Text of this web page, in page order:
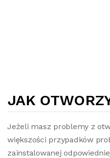
JAK
Jeżeli masz problemy z
większości przypadków
zainstalowanej